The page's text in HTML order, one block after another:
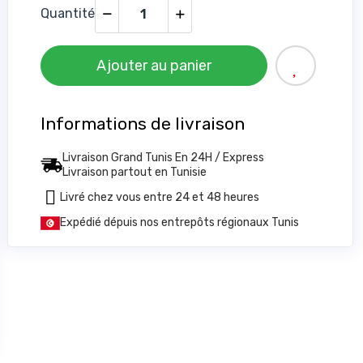
Quantité
Ajouter au panier
Informations de livraison
Livraison Grand Tunis En 24H / Express
Livraison partout en Tunisie
Expédié dépuis nos entrepôts régionaux Tunis
Livré chez vous entre 24 et 48 heures